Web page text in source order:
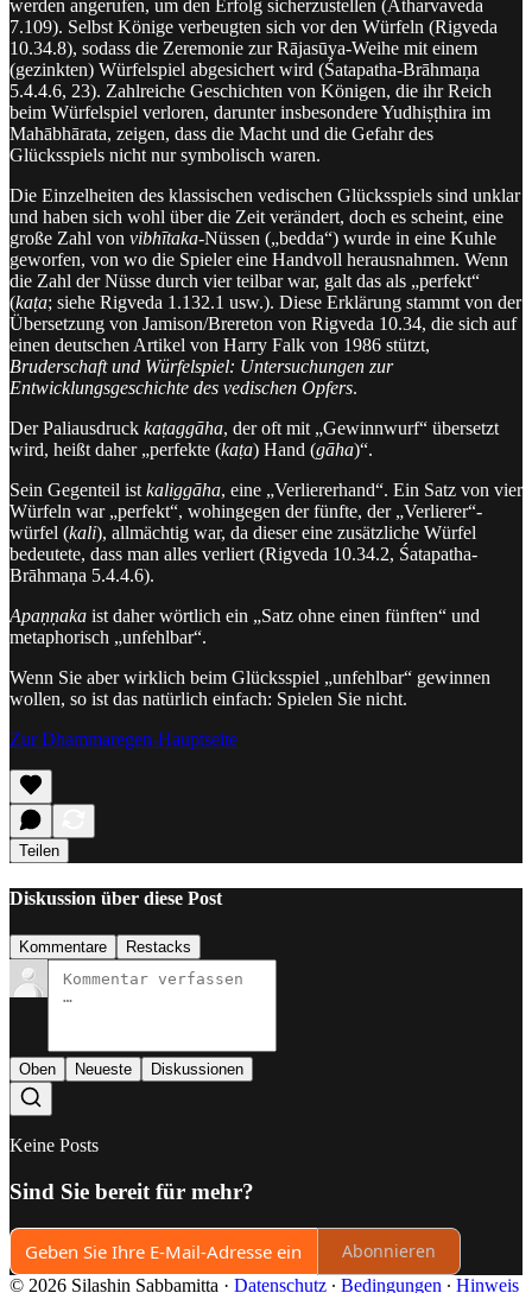
werden angerufen, um den Erfolg sicherzustellen (Atharvaveda
7.109). Selbst Könige verbeugten sich vor den Würfeln (Rigveda
10.34.8), sodass die Zeremonie zur Rājasūya-Weihe mit einem
(gezinkten) Würfelspiel abgesichert wird (Śatapatha-Brāhmaṇa
5.4.4.6, 23). Zahlreiche Geschichten von Königen, die ihr Reich
beim Würfelspiel verloren, darunter insbesondere Yudhiṣṭhira im
Mahābhārata, zeigen, dass die Macht und die Gefahr des
Glücksspiels nicht nur symbolisch waren.
Die Einzelheiten des klassischen vedischen Glücksspiels sind unklar
und haben sich wohl über die Zeit verändert, doch es scheint, eine
große Zahl von vibhītaka-Nüssen („bedda“) wurde in eine Kuhle
geworfen, von wo die Spieler eine Handvoll herausnahmen. Wenn
die Zahl der Nüsse durch vier teilbar war, galt das als „perfekt“
(kaṭa; siehe Rigveda 1.132.1 usw.). Diese Erklärung stammt von der
Übersetzung von Jamison/Brereton von Rigveda 10.34, die sich auf
einen deutschen Artikel von Harry Falk von 1986 stützt,
Bruderschaft und Würfelspiel: Untersuchungen zur
Entwicklungsgeschichte des vedischen Opfers.
Der Paliausdruck kaṭaggāha, der oft mit „Gewinnwurf“ übersetzt
wird, heißt daher „perfekte (kaṭa) Hand (gāha)“.
Sein Gegenteil ist kaliggāha, eine „Verliererhand“. Ein Satz von vier
Würfeln war „perfekt“, wohingegen der fünfte, der „Verlierer“-
würfel (kali), allmächtig war, da dieser eine zusätzliche Würfel
bedeutete, dass man alles verliert (Rigveda 10.34.2, Śatapatha-
Brāhmaṇa 5.4.4.6).
Apaṇṇaka ist daher wörtlich ein „Satz ohne einen fünften“ und
metaphorisch „unfehlbar“.
Wenn Sie aber wirklich beim Glücksspiel „unfehlbar“ gewinnen
wollen, so ist das natürlich einfach: Spielen Sie nicht.
Zur Dhammaregen-Hauptseite
Teilen
Diskussion über diese Post
Kommentare Restacks
Oben Neueste Diskussionen
Keine Posts
Sind Sie bereit für mehr?
Abonnieren
© 2026 Silashin Sabbamitta · Datenschutz ∙ Bedingungen ∙ Hinweis